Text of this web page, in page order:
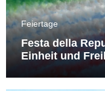
Feiertage
Festa della
Einheit und